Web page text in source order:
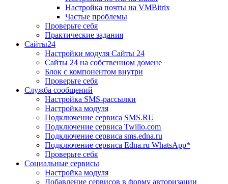
Настройка почты на VMBitrix
Частые проблемы
Проверьте себя
Практические задания
Сайты24
Настройки модуля Сайты 24
Сайты 24 на собственном домене
Блок с компонентом внутри
Проверьте себя
Служба сообщений
Настройка SMS-рассылки
Настройка модуля
Подключение сервиса SMS.RU
Подключение сервиса Twilio.com
Подключение сервиса sms.edna.ru
Подключение сервиса Edna.ru WhatsApp*
Проверьте себя
Социальные сервисы
Настройка модуля
Добавление сервисов в форму авторизации